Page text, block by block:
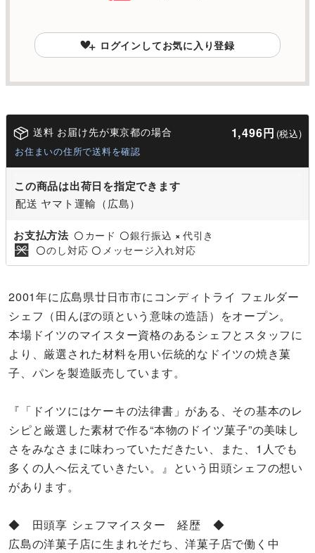
ログインしてお気に入り登録
送料 お届け先が東京都の場合 1,496円 (税込)
お住まいの住所で送料を確認
この商品は出荷日を指定できます
配送 ヤマト運輸（広島）
お支払方法 〇 カード 〇銀行振込 × 代引き
〇のし対応 〇 メッセージ入れ対応
2001年に広島県廿日市市にコンディトライ フェルダー
シェフ（田んぼの頭という意味の造語）をオープン。
本場ドイツのマイスター資格のあるシェフとスタッフに
より、厳選された材料を用い伝統的なドイツの焼き菓
子、パンを製造販売しています。
『「ドイツにはケーキの法律書」がある、その基本のレ
シピと厳選した素材で作る“本物のドイツ菓子”の美味し
さをみなさまに味わっていただきたい、また、1人でも
多くの人へ伝えていきたい。』という田頭シェフの想い
があります。
◆ 田頭享 シェフマイスター 経歴 ◆
広島の洋菓子店に生まれそだち、洋菓子店で働く中